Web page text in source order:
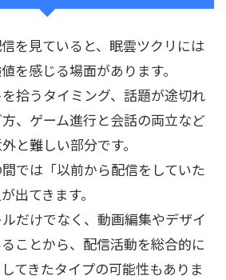
を見ていると、眠雲ツクリには
を感じる場面があります。
拾うタイミング、話題が途切れ
、ゲーム進行と会話の両立など
と難しい部分です。
では「以前から配信をしていた
出てきます。
だけでなく、動画編集やデザイ
ことから、配信活動を総合的に
てきたタイプの可能性もありま